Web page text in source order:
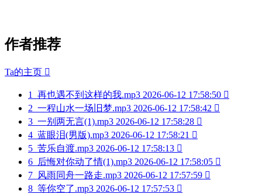
作者推荐
Ta的主页 
1 再也遇不到这样的我.mp3 2026-06-12 17:58:50 
2 一程山水一场旧梦.mp3 2026-06-12 17:58:42 
3 一别两无言(1).mp3 2026-06-12 17:58:28 
4 蓝眼泪(男版).mp3 2026-06-12 17:58:21 
5 苦乐自渡.mp3 2026-06-12 17:58:13 
6 后悔对你动了情(1).mp3 2026-06-12 17:58:05 
7 风雨同舟一路走.mp3 2026-06-12 17:57:59 
8 等你空了.mp3 2026-06-12 17:57:53 